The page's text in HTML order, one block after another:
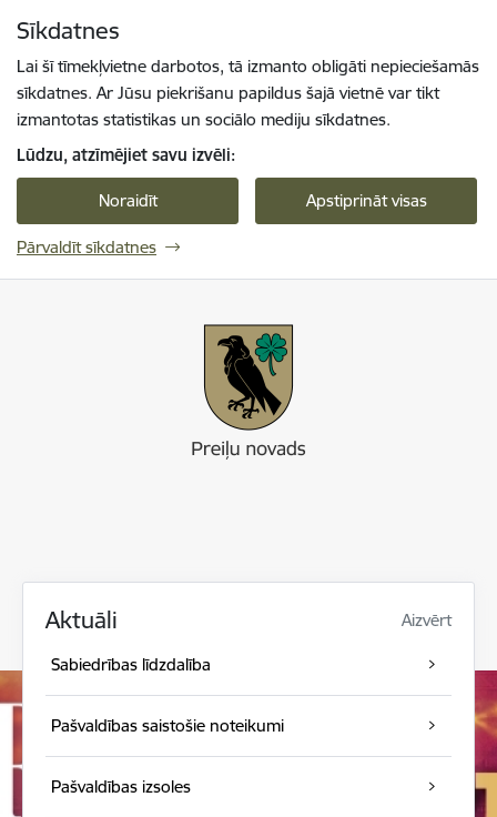
Sīkdatnes
Lai šī tīmekļvietne darbotos, tā izmanto obligāti nepieciešamās
sīkdatnes. Ar Jūsu piekrišanu papildus šajā vietnē var tikt
izmantotas statistikas un sociālo mediju sīkdatnes.
Lūdzu, atzīmējiet savu izvēli:
Noraidīt Apstiprināt visas
Pārvaldīt sīkdatnes
Aktuāli Aizvērt
Sabiedrības līdzdalība
Pašvaldības saistošie noteikumi
Pašvaldības izsoles